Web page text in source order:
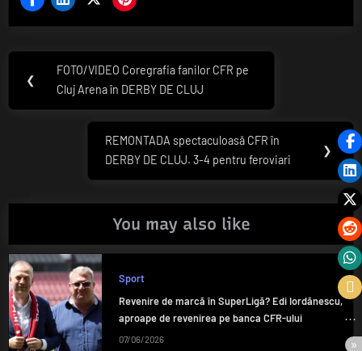
Navigare
articole
❮
Previous
Post:
FOTO/VIDEO Coregrafia fanilor CFR pe
Cluj Arena în DERBY DE CLUJ
Next
Post:
REMONTADA spectaculoasă CFR în
DERBY DE CLUJ. 3-4 pentru feroviari
❯
You may also like
Sport
Revenire de marcă în SuperLigă? Edi Iordănescu,
aproape de revenirea pe banca CFR-ului
07/06/2026